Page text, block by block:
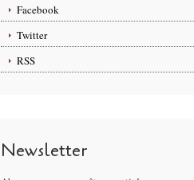
Facebook
Twitter
RSS
Newsletter